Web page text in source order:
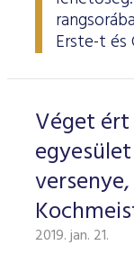
Erste-t és
Véget
2019. jan. 21.